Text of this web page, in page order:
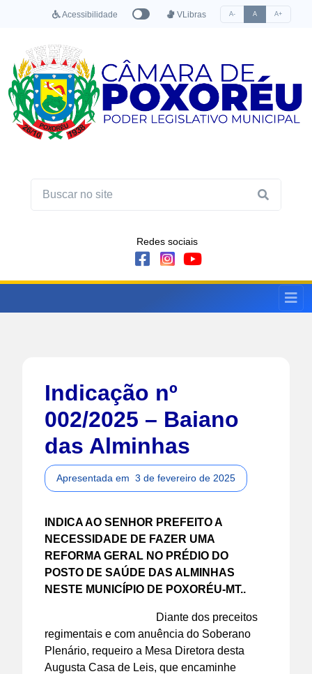
Acessibilidade VLibras A- A A+
Redes sociais
Indicação nº
002/2025 – Baiano
das Alminhas
Apresentada em 3 de fevereiro de 2025
INDICA AO SENHOR PREFEITO A
NECESSIDADE DE FAZER UMA
REFORMA GERAL NO PRÉDIO DO
POSTO DE SAÚDE DAS ALMINHAS
NESTE MUNICÍPIO DE POXORÉU-MT..
Diante dos preceitos
regimentais e com anuência do Soberano
Plenário, requeiro a Mesa Diretora desta
Augusta Casa de Leis, que encaminhe